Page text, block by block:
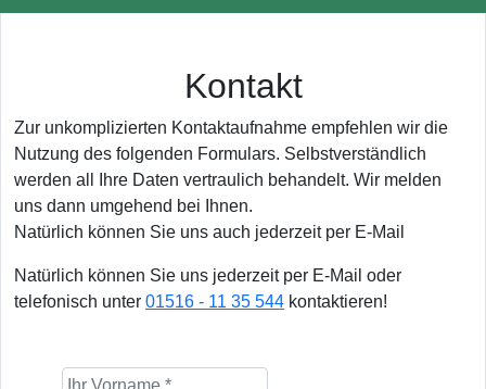
Kontakt
Zur unkomplizierten Kontaktaufnahme empfehlen wir die
Nutzung des folgenden Formulars. Selbstverständlich
werden all Ihre Daten vertraulich behandelt. Wir melden
uns dann umgehend bei Ihnen.
Natürlich können Sie uns auch jederzeit per E-Mail
Natürlich können Sie uns jederzeit per E-Mail oder
telefonisch unter 01516 - 11 35 544 kontaktieren!